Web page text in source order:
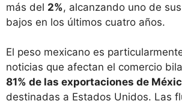
más del 2%, alcanzando uno de
bajos en los últimos cuatro años.
El peso mexicano es
noticias que afectan el comercio
81% de las exportaciones de
destinadas a Estados Unidos. Las